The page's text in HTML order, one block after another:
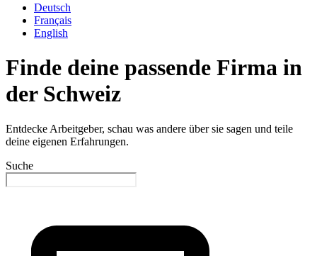
Deutsch
Français
English
Finde deine passende Firma in
der Schweiz
Entdecke Arbeitgeber, schau was andere über sie sagen und teile
deine eigenen Erfahrungen.
Suche